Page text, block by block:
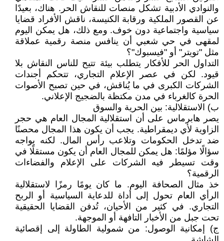
والنوادي الأدبية تشكل منصات للنقاش الحر. هناك، بعيدًا
عن القصور الملكية ورقابة الكنيسة، ناقش الأفراد قضايا
سياسية واجتماعية دون خوف. ومع ذلك، هل يمكن اليوم
لمقهى في حي شعبي أن ينافس منصة رقمية عملاقة
مثل "تويتر" أو "فيسبوك"؟
التداول الحر للأفكار يتطلب بيئة تتيح للناس النقاش بلا
قيود. لكن في عصر الإعلام التجاري، تتحكم أجندات
الشركات الكبرى في ما يُناقش، في حين تصبح الأصوات
الحرة كالغرباء في مدن مكتظة بالضجيج الإعلاني.
‌ب) الاستقلالية: بين الحرية والسوق
يصر هابرماس على أن استقلالية المجال العام هي حجر
الزاوية لأي ديمقراطية. يجب أن يكون هذا المجال محصنًا
ضد تدخل الحكومات وتلاعب رأس المال. لكنه يواجه
سؤالًا مؤلمًا: هل يمكن للمجال العام أن يكون مستقلًا في
وقت تسيطر فيه الشركات على الإعلام والفضاءات
الرقمية؟
خذ مثال الصحافة اليوم. ما كان يومًا رمزًا لاستقلالية
الرأي العام تحول إلى أداة للدعاية السياسية أو الربح
التجاري. في كثير من الأحيان، تُدفن القضايا الحقيقية
تحت جبل من الأخبار التافهة أو الموجهة.
‌ج) إمكانية الوصول: من شمولية الطاولة إلى إقصائية